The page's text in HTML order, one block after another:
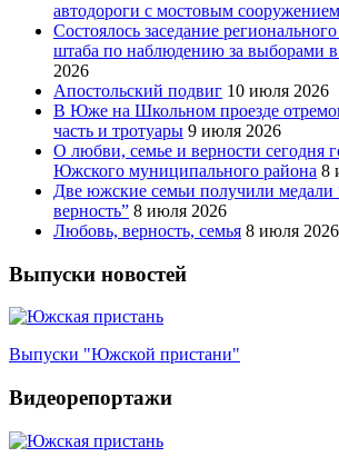
автодороги с мостовым сооружением
Состоялось заседание
штаба по наблюдению за выборами в
2026
Апостольский подвиг 10 июля 2026
В Юже на Школьном проезде
часть и тротуары 9 июля 2026
О любви, семье и верности сегодня
Южского муниципального района 8
Две южские семьи получили медали
верность” 8 июля 2026
Любовь, верность, семья 8 июля 2026
Выпуски новостей
Выпуски "Южской пристани"
Видеорепортажи